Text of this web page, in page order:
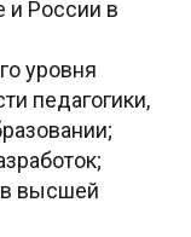
и России в
уровня
педагогики,
высшей